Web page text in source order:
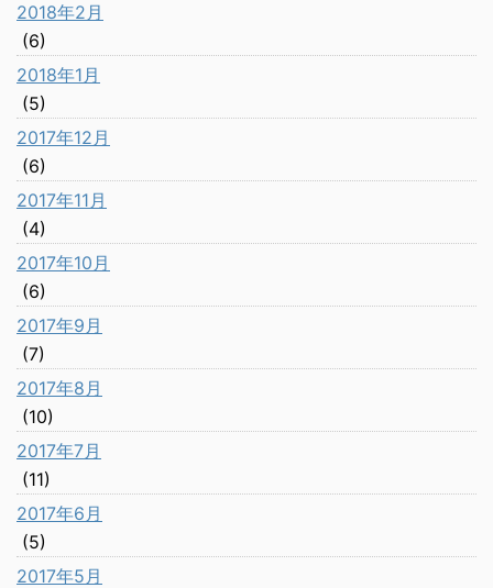
2018年2月
(6)
2018年1月
(5)
2017年12月
(6)
2017年11月
(4)
2017年10月
(6)
2017年9月
(7)
2017年8月
(10)
2017年7月
(11)
2017年6月
(5)
2017年5月